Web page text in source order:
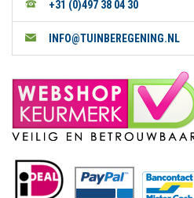
+31 (0)497 38 04 30
INFO@TUINBEREGENING.NL